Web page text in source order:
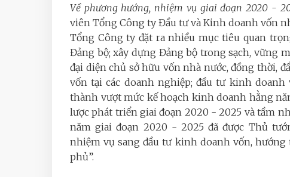
Về phương hướng, nhiệm vụ giai đoạn 2020 -
viên Tổng Công ty Đầu tư và Kinh doanh vốn
Tổng Công ty đặt ra nhiều mục tiêu quan
Đảng bộ; xây dựng Đảng bộ trong sạch, vững
đại diện chủ sở hữu vốn nhà nước, đồng thời,
vốn tại các doanh nghiệp; đầu tư kinh
thành vượt mức kế hoạch kinh doanh hằng
lược phát triển giai đoạn 2020 - 2025 và tầm
năm giai đoạn 2020 - 2025 đã được Thủ
nhiệm vụ sang đầu tư kinh doanh vốn,
phủ”.